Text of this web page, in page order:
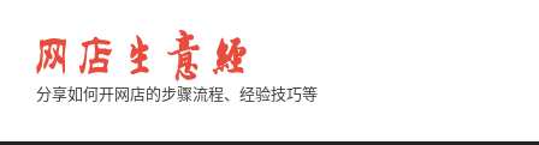
分享如何开网店的步骤流程、经验技巧等